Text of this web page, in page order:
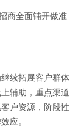
商全面铺开做准
续拓展客户群体
辅助，重点渠道
户资源，阶段性
应。